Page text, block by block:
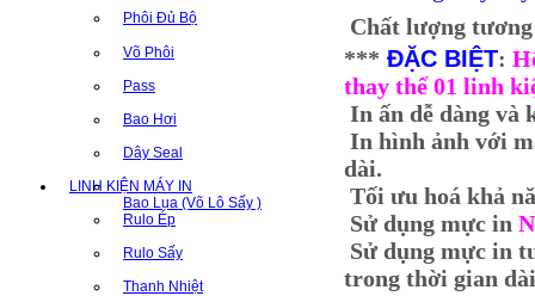
Phôi Đủ Bộ
Võ Phôi
Pass
Bao Hơi
Dây Seal
LINH KIỆN MÁY IN
Bao Lụa (Võ Lô Sấy )
Rulo Ép
Rulo Sấy
Thanh Nhiệt
Chất lượng
*** ĐẶC BIỆT:
thay thế 01 linh
In ấn dễ dàng và
In hình ảnh với
dài.
Tối ưu hoá khả
Sử dụng mực in
Sử dụng mực in
trong thời gian